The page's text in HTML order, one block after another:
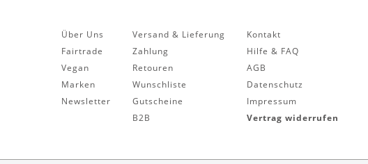
Über Uns
Fairtrade
Vegan
Marken
Newsletter
Versand & Lieferung
Zahlung
Retouren
Wunschliste
Gutscheine
B2B
Kontakt
Hilfe & FAQ
AGB
Datenschutz
Impressum
Vertrag widerrufen